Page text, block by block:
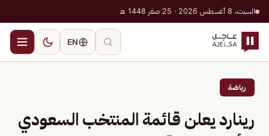
السبت، 8 أغسطس 2026 · 25 صفر 1448 هـ
EN
رياضة
رينارد يعلن قائمة المنتخب السعودي